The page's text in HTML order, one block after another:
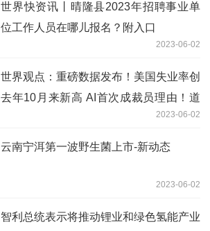
世界快资讯丨晴隆县2023年招聘事业单
位工作人员在哪儿报名？附入口
2023-06-02
世界观点：重磅数据发布！美国失业率创
去年10月来新高 AI首次成裁员理由！道
2023-06-02
云南宁洱第一波野生菌上市-新动态
2023-06-02
智利总统表示将推动锂业和绿色氢能产业